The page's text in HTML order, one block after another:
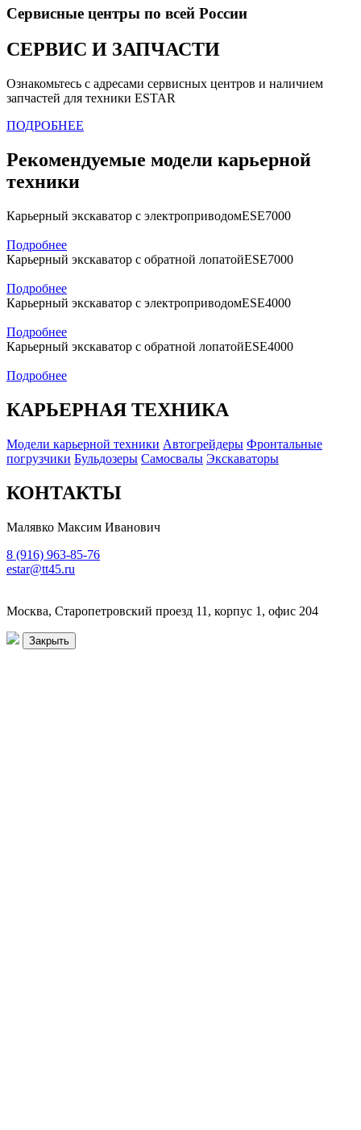
Сервисные центры по всей России
СЕРВИС И ЗАПЧАСТИ
Ознакомьтесь с адресами сервисных центров и наличием
запчастей для техники ESTAR
ПОДРОБНЕЕ
Рекомендуемые модели карьерной
техники
Карьерный экскаватор с электроприводомESE7000
Подробнее
Карьерный экскаватор с обратной лопатойESE7000
Подробнее
Карьерный экскаватор с электроприводомESE4000
Подробнее
Карьерный экскаватор с обратной лопатойESE4000
Подробнее
КАРЬЕРНАЯ ТЕХНИКА
Модели карьерной техники Автогрейдеры Фронтальные
погрузчики Бульдозеры Самосвалы Экскаваторы
КОНТАКТЫ
Малявко Максим Иванович
8 (916) 963-85-76
estar@tt45.ru
Москва, Старопетровский проезд 11, корпус 1, офис 204
Закрыть